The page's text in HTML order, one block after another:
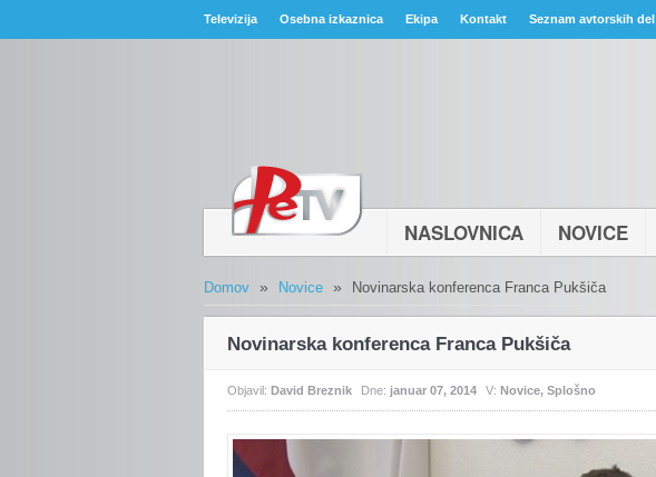
Televizija Osebna izkaznica Ekipa Kontakt Seznam avtorskih del
NASLOVNICA NOVICE
Domov » Novice » Novinarska konferenca Franca Pukšiča
Novinarska konferenca Franca Pukšiča
Objavil: David Breznik Dne: januar 07, 2014 V: Novice, Splošno